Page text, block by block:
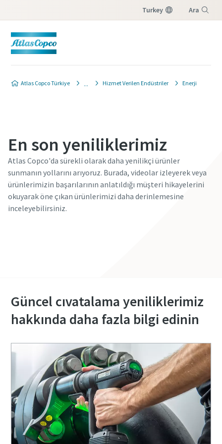
Turkey Ara
Atlas Copco Türkiye Hizmet Verilen Endüstriler Enerji
En son yeniliklerimiz
Atlas Copco'da sürekli olarak daha yenilikçi ürünler
sunmanın yollarını arıyoruz. Burada, videolar izleyerek veya
ürünlerimizin başarılarının anlatıldığı müşteri hikayelerini
okuyarak öne çıkan ürünlerimizi daha derinlemesine
inceleyebilirsiniz.
Güncel cıvatalama yeniliklerimiz
hakkında daha fazla bilgi edinin